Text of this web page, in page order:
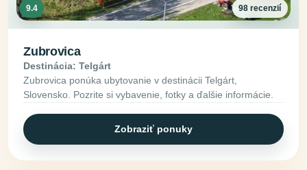
9.4 98 recenzií
Zubrovica
Destinácia: Telgárt
Zubrovica ponúka ubytovanie v destinácii Telgárt,
Slovensko. Pozrite si vybavenie, fotky a ďalšie informácie.
Zobraziť ponuky